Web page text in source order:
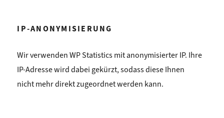
IP-ANONYMISIERUNG
Wir verwenden WP Statistics mit anonymisierter IP. Ihre
IP-Adresse wird dabei gekürzt, sodass diese Ihnen
nicht mehr direkt zugeordnet werden kann.